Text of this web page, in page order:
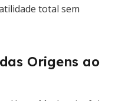
total sem
Origens ao